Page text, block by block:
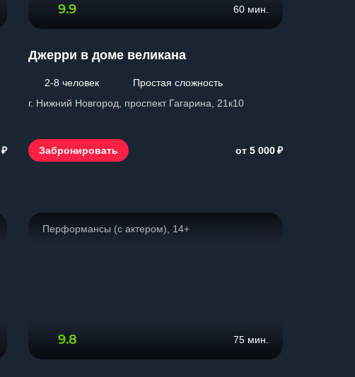
₽
9.9 60 мин.
Джерри в доме великана
2-8 человек
Простая сложность
г. Нижний Новгород, проспект Гагарина, 21к10
Забронировать от 5 000₽
Перформансы (с актером), 14+
9.8 75 мин.